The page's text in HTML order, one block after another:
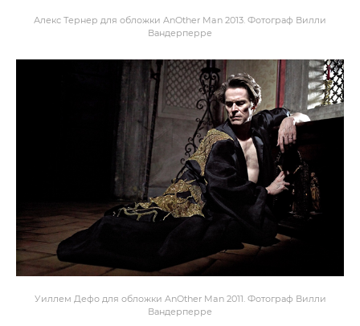
Алекс Тернер для обложки AnOther Man 2013. Фотограф Вилли
Вандерперре
Уиллем Дефо для обложки AnOther Man 2011. Фотограф Вилли
Вандерперре